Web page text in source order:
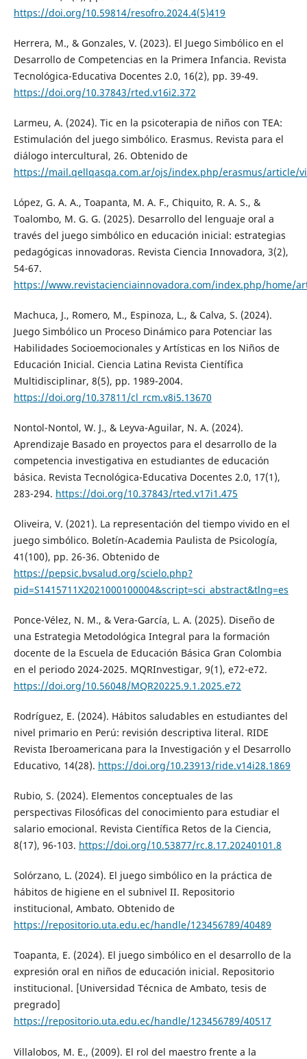
https://doi.org/10.59814/resofro.2024.4(5)419
Herrera, M., & Gonzales, V. (2023). El Juego Simbólico en el
Desarrollo de Competencias en la Primera Infancia. Revista
Tecnológica-Educativa Docentes 2.0, 16(2), pp. 39-49.
https://doi.org/10.37843/rted.v16i2.372
Larmeu, A. (2024). Tic en la psicoterapia de niños con TEA:
Estimulación del juego simbólico. Erasmus. Revista para el
diálogo intercultural, 26. Obtenido de
https://mail.qellqasqa.com.ar/ojs/index.php/erasmus/article/
López, G. A. A., Toapanta, M. A. F., Chiquito, R. A. S., &
Toalombo, M. G. G. (2025). Desarrollo del lenguaje oral a
través del juego simbólico en educación inicial: estrategias
pedagógicas innovadoras. Revista Ciencia Innovadora, 3(2),
54-67.
https://www.revistacienciainnovadora.com/index.php/home/
Machuca, J., Romero, M., Espinoza, L., & Calva, S. (2024).
Juego Simbólico un Proceso Dinámico para Potenciar las
Habilidades Socioemocionales y Artísticas en los Niños de
Educación Inicial. Ciencia Latina Revista Científica
Multidisciplinar, 8(5), pp. 1989-2004.
https://doi.org/10.37811/cl_rcm.v8i5.13670
Nontol-Nontol, W. J., & Leyva-Aguilar, N. A. (2024).
Aprendizaje Basado en proyectos para el desarrollo de la
competencia investigativa en estudiantes de educación
básica. Revista Tecnológica-Educativa Docentes 2.0, 17(1),
283-294. https://doi.org/10.37843/rted.v17i1.475
Oliveira, V. (2021). La representación del tiempo vivido en el
juego simbólico. Boletín-Academia Paulista de Psicología,
41(100), pp. 26-36. Obtenido de
https://pepsic.bvsalud.org/scielo.php?
pid=S1415711X2021000100004&script=sci_abstract&tlng=es
Ponce-Vélez, N. M., & Vera-García, L. A. (2025). Diseño de
una Estrategia Metodológica Integral para la formación
docente de la Escuela de Educación Básica Gran Colombia
en el periodo 2024-2025. MQRInvestigar, 9(1), e72-e72.
https://doi.org/10.56048/MQR20225.9.1.2025.e72
Rodríguez, E. (2024). Hábitos saludables en estudiantes del
nivel primario en Perú: revisión descriptiva literal. RIDE
Revista Iberoamericana para la Investigación y el Desarrollo
Educativo, 14(28). https://doi.org/10.23913/ride.v14i28.1869
Rubio, S. (2024). Elementos conceptuales de las
perspectivas Filosóficas del conocimiento para estudiar el
salario emocional. Revista Científica Retos de la Ciencia,
8(17), 96-103. https://doi.org/10.53877/rc.8.17.20240101.8
Solórzano, L. (2024). El juego simbólico en la práctica de
hábitos de higiene en el subnivel II. Repositorio
institucional, Ambato. Obtenido de
https://repositorio.uta.edu.ec/handle/123456789/40489
Toapanta, E. (2024). El juego simbólico en el desarrollo de la
expresión oral en niños de educación inicial. Repositorio
institucional. [Universidad Técnica de Ambato, tesis de
pregrado]
https://repositorio.uta.edu.ec/handle/123456789/40517
Villalobos, M. E., (2009). El rol del maestro frente a la